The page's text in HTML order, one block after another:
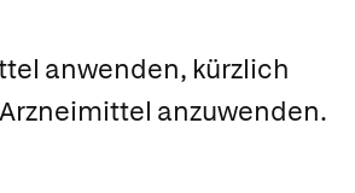
anwenden, kürzlich
anzuwenden.